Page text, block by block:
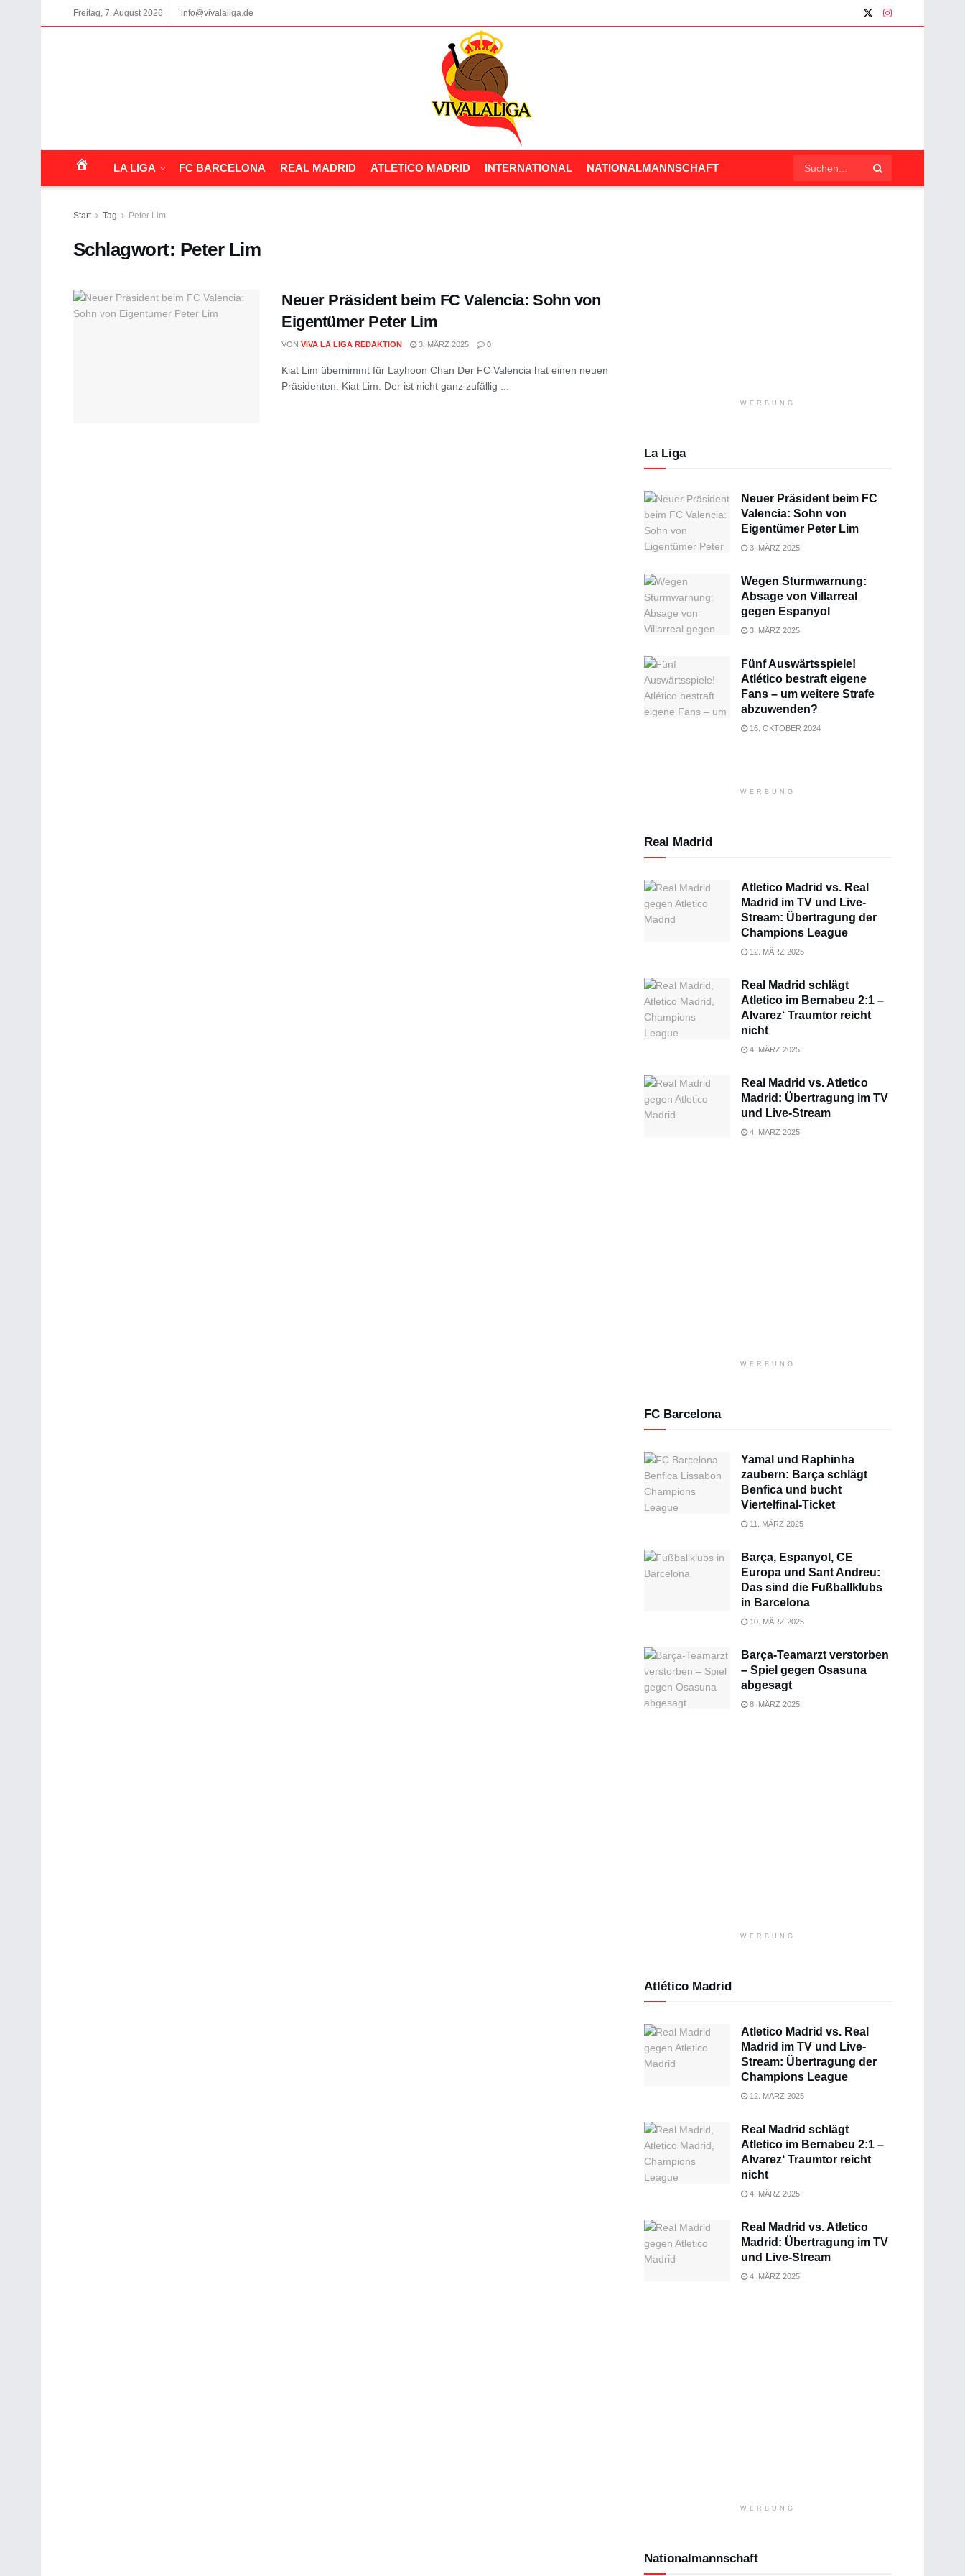
Freitag, 7. August 2026 info@vivalaliga.de
LA LIGA FC BARCELONA REAL MADRID ATLETICO MADRID INTERNATIONAL NATIONALMANNSCHAFT
Start Tag Peter Lim
Schlagwort: Peter Lim
Neuer Präsident beim FC Valencia: Sohn von
Eigentümer Peter Lim
VON VIVA LA LIGA REDAKTION 3. MÄRZ 2025 0
Kiat Lim übernimmt für Layhoon Chan Der FC Valencia hat einen neuen
Präsidenten: Kiat Lim. Der ist nicht ganz zufällig ...
WERBUNG
La Liga
Neuer Präsident beim FC
Valencia: Sohn von
Eigentümer Peter Lim
3. MÄRZ 2025
Wegen Sturmwarnung:
Absage von Villarreal
gegen Espanyol
3. MÄRZ 2025
Fünf Auswärtsspiele!
Atlético bestraft eigene
Fans – um weitere Strafe
abzuwenden?
16. OKTOBER 2024
WERBUNG
Real Madrid
Atletico Madrid vs. Real
Madrid im TV und Live-
Stream: Übertragung der
Champions League
12. MÄRZ 2025
Real Madrid schlägt
Atletico im Bernabeu 2:1 –
Alvarez‘ Traumtor reicht
nicht
4. MÄRZ 2025
Real Madrid vs. Atletico
Madrid: Übertragung im TV
und Live-Stream
4. MÄRZ 2025
WERBUNG
FC Barcelona
Yamal und Raphinha
zaubern: Barça schlägt
Benfica und bucht
Viertelfinal-Ticket
11. MÄRZ 2025
Barça, Espanyol, CE
Europa und Sant Andreu:
Das sind die Fußballklubs
in Barcelona
10. MÄRZ 2025
Barça-Teamarzt verstorben
– Spiel gegen Osasuna
abgesagt
8. MÄRZ 2025
WERBUNG
Atlético Madrid
Atletico Madrid vs. Real
Madrid im TV und Live-
Stream: Übertragung der
Champions League
12. MÄRZ 2025
Real Madrid schlägt
Atletico im Bernabeu 2:1 –
Alvarez‘ Traumtor reicht
nicht
4. MÄRZ 2025
Real Madrid vs. Atletico
Madrid: Übertragung im TV
und Live-Stream
4. MÄRZ 2025
WERBUNG
Nationalmannschaft